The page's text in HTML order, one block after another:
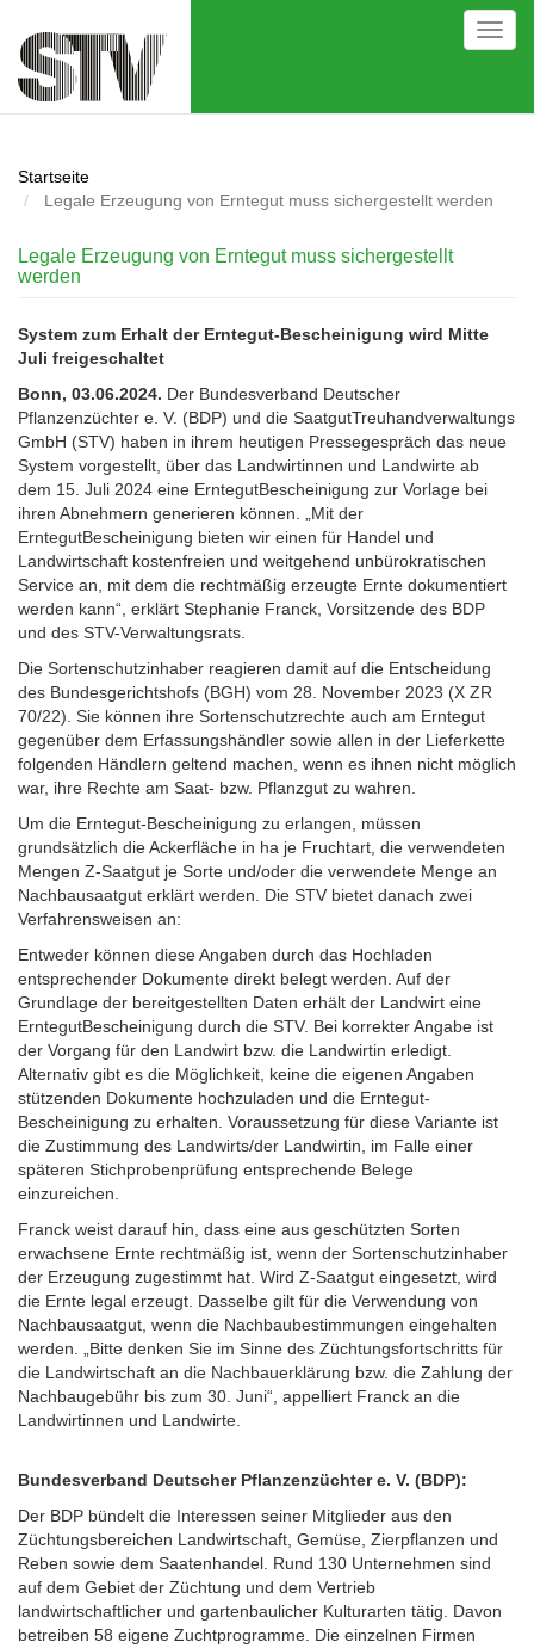
zum
Inhalt
Startseite
Legale Erzeugung von Erntegut muss sichergestellt werden
Legale Erzeugung von Erntegut muss sichergestellt
werden
System zum Erhalt der Erntegut-Bescheinigung wird Mitte
Juli freigeschaltet
Bonn, 03.06.2024. Der Bundesverband Deutscher
Pflanzenzüchter e. V. (BDP) und die SaatgutTreuhandverwaltungs
GmbH (STV) haben in ihrem heutigen Pressegespräch das neue
System vorgestellt, über das Landwirtinnen und Landwirte ab
dem 15. Juli 2024 eine ErntegutBescheinigung zur Vorlage bei
ihren Abnehmern generieren können. „Mit der
ErntegutBescheinigung bieten wir einen für Handel und
Landwirtschaft kostenfreien und weitgehend unbürokratischen
Service an, mit dem die rechtmäßig erzeugte Ernte dokumentiert
werden kann“, erklärt Stephanie Franck, Vorsitzende des BDP
und des STV-Verwaltungsrats.
Die Sortenschutzinhaber reagieren damit auf die Entscheidung
des Bundesgerichtshofs (BGH) vom 28. November 2023 (X ZR
70/22). Sie können ihre Sortenschutzrechte auch am Erntegut
gegenüber dem Erfassungshändler sowie allen in der Lieferkette
folgenden Händlern geltend machen, wenn es ihnen nicht möglich
war, ihre Rechte am Saat- bzw. Pflanzgut zu wahren.
Um die Erntegut-Bescheinigung zu erlangen, müssen
grundsätzlich die Ackerfläche in ha je Fruchtart, die verwendeten
Mengen Z-Saatgut je Sorte und/oder die verwendete Menge an
Nachbausaatgut erklärt werden. Die STV bietet danach zwei
Verfahrensweisen an:
Entweder können diese Angaben durch das Hochladen
entsprechender Dokumente direkt belegt werden. Auf der
Grundlage der bereitgestellten Daten erhält der Landwirt eine
ErntegutBescheinigung durch die STV. Bei korrekter Angabe ist
der Vorgang für den Landwirt bzw. die Landwirtin erledigt.
Alternativ gibt es die Möglichkeit, keine die eigenen Angaben
stützenden Dokumente hochzuladen und die Erntegut-
Bescheinigung zu erhalten. Voraussetzung für diese Variante ist
die Zustimmung des Landwirts/der Landwirtin, im Falle einer
späteren Stichprobenprüfung entsprechende Belege
einzureichen.
Franck weist darauf hin, dass eine aus geschützten Sorten
erwachsene Ernte rechtmäßig ist, wenn der Sortenschutzinhaber
der Erzeugung zugestimmt hat. Wird Z-Saatgut eingesetzt, wird
die Ernte legal erzeugt. Dasselbe gilt für die Verwendung von
Nachbausaatgut, wenn die Nachbaubestimmungen eingehalten
werden. „Bitte denken Sie im Sinne des Züchtungsfortschritts für
die Landwirtschaft an die Nachbauerklärung bzw. die Zahlung der
Nachbaugebühr bis zum 30. Juni“, appelliert Franck an die
Landwirtinnen und Landwirte.
Bundesverband Deutscher Pflanzenzüchter e. V. (BDP):
Der BDP bündelt die Interessen seiner Mitglieder aus den
Züchtungsbereichen Landwirtschaft, Gemüse, Zierpflanzen und
Reben sowie dem Saatenhandel. Rund 130 Unternehmen sind
auf dem Gebiet der Züchtung und dem Vertrieb
landwirtschaftlicher und gartenbaulicher Kulturarten tätig. Davon
betreiben 58 eigene Zuchtprogramme. Die einzelnen Firmen